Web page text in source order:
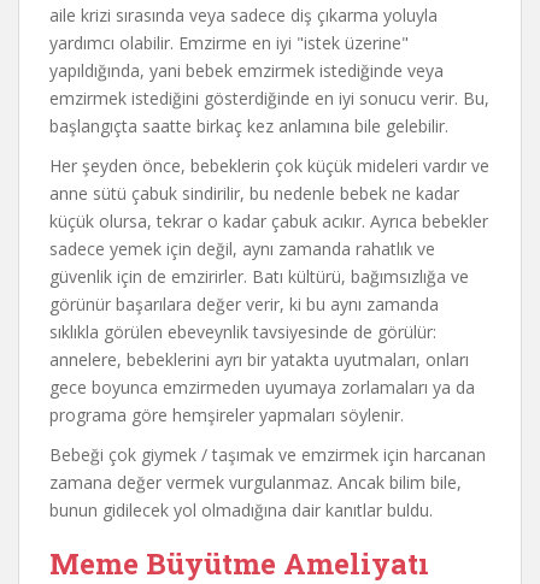
aile krizi sırasında veya sadece diş çıkarma yoluyla
yardımcı olabilir. Emzirme en iyi "istek üzerine"
yapıldığında, yani bebek emzirmek istediğinde veya
emzirmek istediğini gösterdiğinde en iyi sonucu verir. Bu,
başlangıçta saatte birkaç kez anlamına bile gelebilir.
Her şeyden önce, bebeklerin çok küçük mideleri vardır ve
anne sütü çabuk sindirilir, bu nedenle bebek ne kadar
küçük olursa, tekrar o kadar çabuk acıkır. Ayrıca bebekler
sadece yemek için değil, aynı zamanda rahatlık ve
güvenlik için de emzirirler. Batı kültürü, bağımsızlığa ve
görünür başarılara değer verir, ki bu aynı zamanda
sıklıkla görülen ebeveynlik tavsiyesinde de görülür:
annelere, bebeklerini ayrı bir yatakta uyutmaları, onları
gece boyunca emzirmeden uyumaya zorlamaları ya da
programa göre hemşireler yapmaları söylenir.
Bebeği çok giymek / taşımak ve emzirmek için harcanan
zamana değer vermek vurgulanmaz. Ancak bilim bile,
bunun gidilecek yol olmadığına dair kanıtlar buldu.
Meme Büyütme Ameliyatı